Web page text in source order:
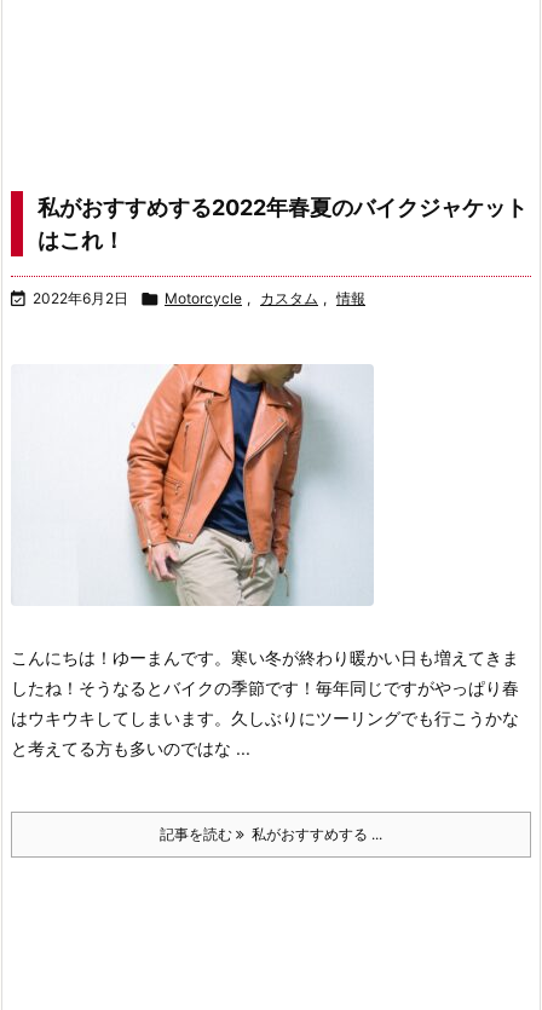
私がおすすめする2022年春夏のバイクジャケット
はこれ！
 2022年6月2日  Motorcycle , カスタム , 情報
こんにちは！ゆーまんです。 寒い冬が終わり暖かい日も増えてきま
したね！そうなるとバイクの季節です！毎年同じですがやっぱり春
はウキウキしてしまいます。 久しぶりにツーリングでも行こうかな
と考えてる方も多いのではな ...
記事を読む 私がおすすめする ...